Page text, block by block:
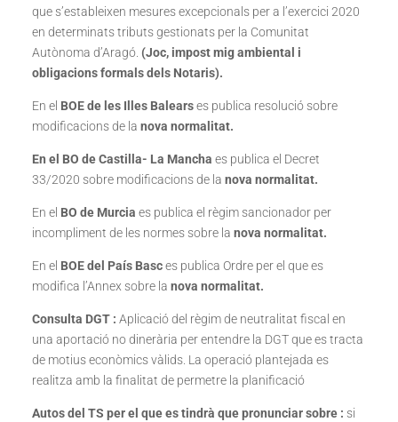
que s’estableixen mesures excepcionals per a l’exercici 2020
en determinats tributs gestionats per la Comunitat
Autònoma d’Aragó. (Joc, impost mig ambiental i
obligacions formals dels Notaris).
En el BOE de les Illes Balearses publica resolució sobre
modificacions de la nova normalitat.
En el BO de Castilla- La Mancha es publica el Decret
33/2020 sobre modificacions de la nova normalitat.
En el BO de Murcia es publica el règim sancionador per
incompliment de les normes sobre la nova normalitat.
En el BOE del País Basces publica Ordre per el que es
modifica l’Annex sobre la nova normalitat.
Consulta DGT : Aplicació del règim de neutralitat fiscal en
una aportació no dinerària per entendre la DGT que es tracta
de motius econòmics vàlids. La operació plantejada es
realitza amb la finalitat de permetre la planificació
Autos del TS per el que es tindrà que pronunciar sobre : si